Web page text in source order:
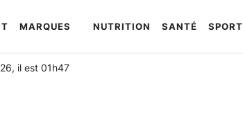
MARQUES NUTRITION SANTÉ SPORT
il est 01h47